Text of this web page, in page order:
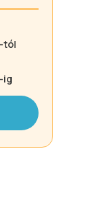
-tól
-ig